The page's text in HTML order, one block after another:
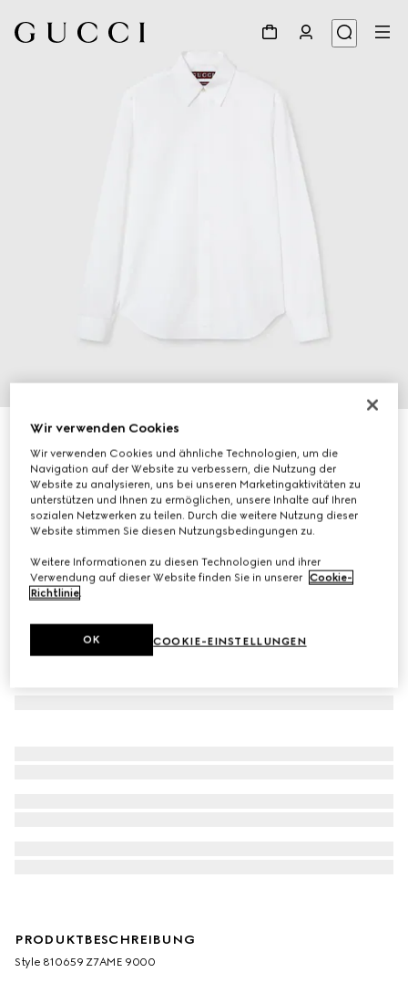
Hemd aus Baumwollpopeline mit Stickerei
€ 690
Variantenweiß
PRODUKTBESCHREIBUNG
Style ‎810659 Z7AME 9000
Wir verwenden Cookies
Wir verwenden Cookies und ähnliche Technologien, um die
Navigation auf der Website zu verbessern, die Nutzung der
Website zu analysieren, uns bei unseren Marketingaktivitäten zu
unterstützen und Ihnen zu ermöglichen, unsere Inhalte auf Ihren
sozialen Netzwerken zu teilen. Durch die weitere Nutzung dieser
Website stimmen Sie diesen Nutzungsbedingungen zu.
Weitere Informationen zu diesen Technologien und ihrer
Verwendung auf dieser Website finden Sie in unserer Cookie-
Richtlinie.
COOKIE-EINSTELLUNGEN
OK